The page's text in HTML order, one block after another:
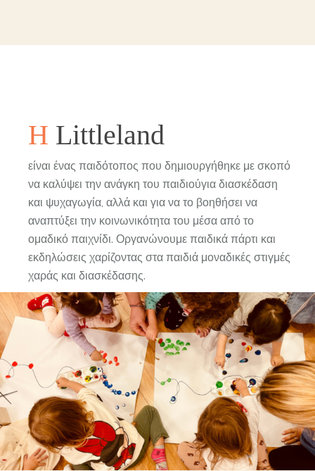
Η Littleland
είναι ένας παιδότοπος που δημιουργήθηκε με σκοπό
να καλύψει την ανάγκη του παιδιούγια διασκέδαση
και ψυχαγωγία, αλλά και για να το βοηθήσει να
αναπτύξει την κοινωνικότητα του μέσα από το
ομαδικό παιχνίδι. Οργανώνουμε παιδικά πάρτι και
εκδηλώσεις χαρίζοντας στα παιδιά μοναδικές στιγμές
χαράς και διασκέδασης.